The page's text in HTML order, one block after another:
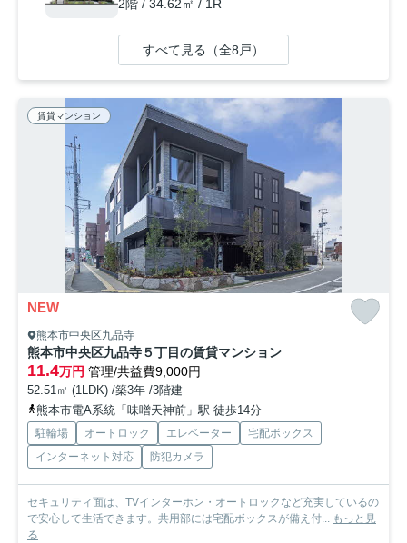
2階 / 34.62㎡ / 1R
すべて見る（全8戸）
賃貸マンション
NEW
熊本市中央区九品寺
熊本市中央区九品寺５丁目の賃貸マンション
11.4万円 管理/共益費9,000円
52.51㎡ (1LDK) /築3年 /3階建
熊本市電A系統「味噌天神前」駅 徒歩14分
駐輪場 オートロック エレベーター
宅配ボックス
インターネット対応
防犯カメラ
セキュリティ面は、TVインターホン・オートロックなど充実しているの
で安心して生活できます。共用部には宅配ボックスが備え付... もっと見
る